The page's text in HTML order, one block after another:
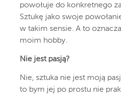
powołuje do konkretnego
Sztukę jako swoje
w takim sensie. A to
moim hobby.
Nie jest pasją?
Nie, sztuka nie jest moją
to bym jej po prostu nie